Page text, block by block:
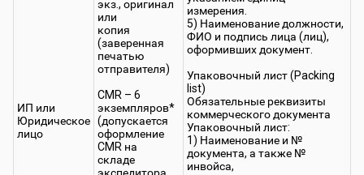
ИП или
Юридическое
лицо
экз., оригинал
или
копия
(заверенная
печатью
отправителя)
CMR – 6
экземпляров*
(допускается
оформление
CMR на
складе
измерения.
5) Наименование должности,
ФИО и подпись лица (лиц),
оформивших документ.
Упаковочный лист (Packing
list)
Обязательные реквизиты
коммерческого документа
Упаковочный лист:
1) Наименование и №
документа, а также №
инвойса,